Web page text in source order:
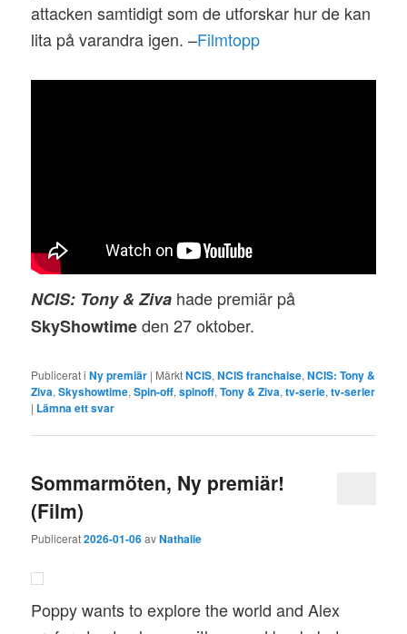
attacken samtidigt som de utforskar hur de kan
lita på varandra igen. –Filmtopp
NCIS: Tony & Ziva hade premiär på
SkyShowtimeden 27 oktober.
Publicerat i Ny premiär | MärktNCIS,NCIS franchaise,NCIS: Tony &
Ziva,Skyshowtime,Spin-off,spinoff,Tony & Ziva,tv-serie,tv-serier
| Lämna ett svar
Sommarmöten, Ny premiär!
(Film)
Publicerat2026-01-06avNathalie
Poppy wants to explore the world and Alex